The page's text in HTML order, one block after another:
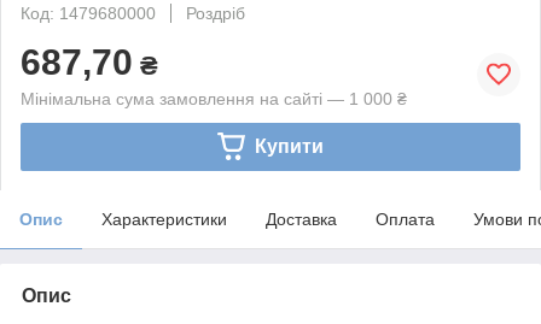
Код: 1479680000
Роздріб
687,70 ₴
Мінімальна сума замовлення на сайті — 1 000 ₴
Купити
Опис Характеристики Доставка Оплата Умови
Опис